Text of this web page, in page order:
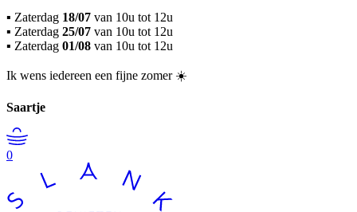
▪ Zaterdag 18/07 van 10u tot 12u
▪ Zaterdag 25/07 van 10u tot 12u
▪ Zaterdag 01/08 van 10u tot 12u
Ik wens iedereen een fijne zomer ☀️
Saartje
0